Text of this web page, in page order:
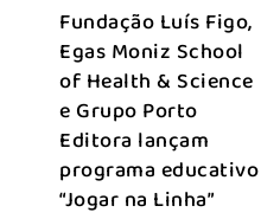
Fundação Luís Figo,
Egas Moniz School
of Health & Science
e Grupo Porto
Editora lançam
programa educativo
“Jogar na Linha”